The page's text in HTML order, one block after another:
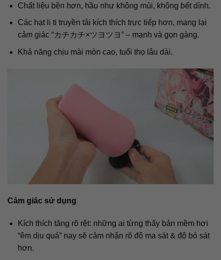
Chất liệu bền hơn, hầu như không mùi, không bết dính.
Các hạt li ti truyền tải kích thích trực tiếp hơn, mang lại
cảm giác “カチカチ×ツヨツヨ” – mạnh và gọn gàng.
Khả năng chịu mài mòn cao, tuổi thọ lâu dài.
Cảm giác sử dụng
Kích thích tăng rõ rệt: những ai từng thấy bản mềm hơi
“êm dịu quá” nay sẽ cảm nhận rõ độ ma sát & độ bó sát
hơn.